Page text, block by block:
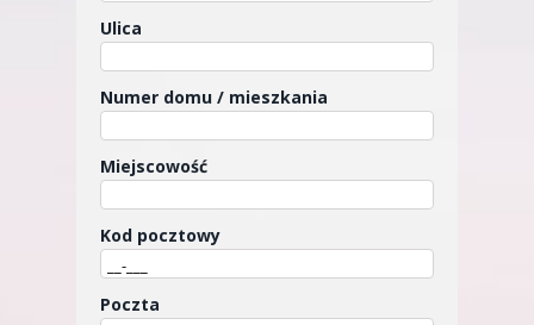
Ulica
Numer domu / mieszkania
Miejscowość
Kod pocztowy
Poczta